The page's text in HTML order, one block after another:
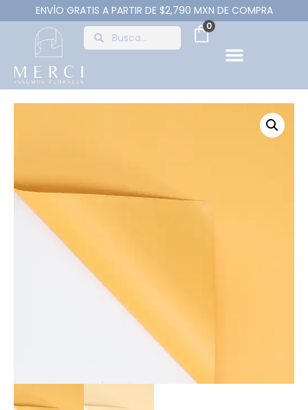
ENVÍO GRATIS A PARTIR DE $2,790 MXN DE COMPRA
0